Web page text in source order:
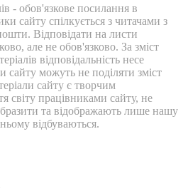
- обов'язкове посилання в
сайту спілкується з читачами з
Відповідати на листи
але не обов'язково. За зміст
відповідальність несе
сайту можуть не поділяти зміст
сайту є творчим
світу працівниками сайту, не
та відображають лише нашу
відбуваються.